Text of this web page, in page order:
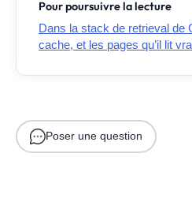
Pour poursuivre la lecture
Dans la stack de retrieval de
cache, et les pages qu’il lit
Poser une question